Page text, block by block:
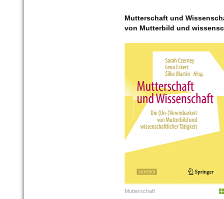
Mutterschaft und
von Mutterbild und
Mutterschaft